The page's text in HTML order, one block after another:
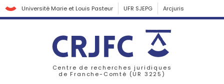
Université Marie et Louis Pasteur UFR SJEPG Arcjuris
Centre de recherches juridiques
de Franche-Comté (UR 3225)